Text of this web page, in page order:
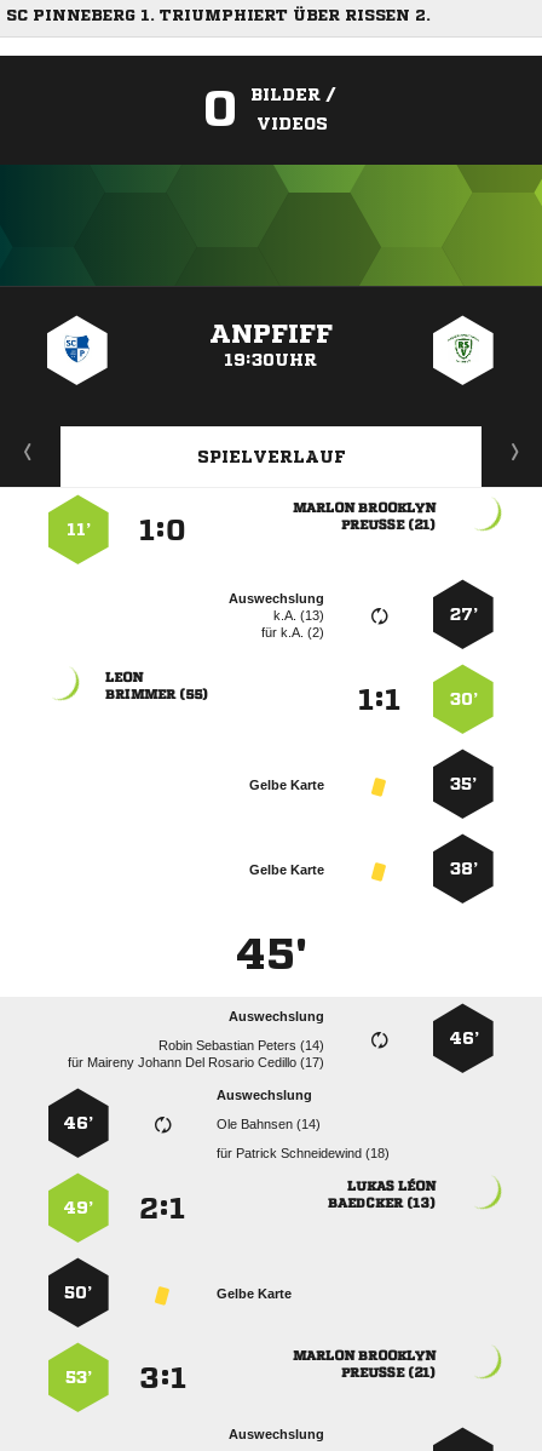
SC PINNEBERG 1. TRIUMPHIERT ÜBER RISSEN 2.
0
BILDER /
VIDEOS
ANPFIFF
19:30UHR
SPIELVERLAUF
 
 
:
11’
27’
Auswechslung
k.A. (13)
fürk.A. (2)
30’
:

 
35’
Gelbe Karte
38’
Gelbe Karte
45'
46’
Auswechslung
   
für      
Auswechslung
  
für   
46’
 
 
:
49’
Gelbe Karte
50’
 
 
:
53’
Auswechslung